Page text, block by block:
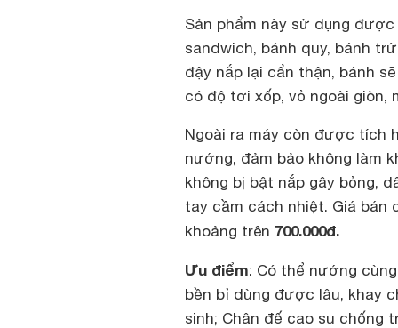
Sản phẩm này sử dụng
sandwich, bánh quy, bánh
đậy nắp lại cẩn thận, bánh
có độ tơi xốp, vỏ ngoài
Ngoài ra máy còn được tích
nướng, đảm bảo không làm
không bị bật nắp gây bỏng,
tay cầm cách nhiệt. Giá bán
khoảng trên 700.000đ.
Ưu điểm: Có thể nướng
bền bỉ dùng được lâu, khay
sinh; Chân đế cao su chống